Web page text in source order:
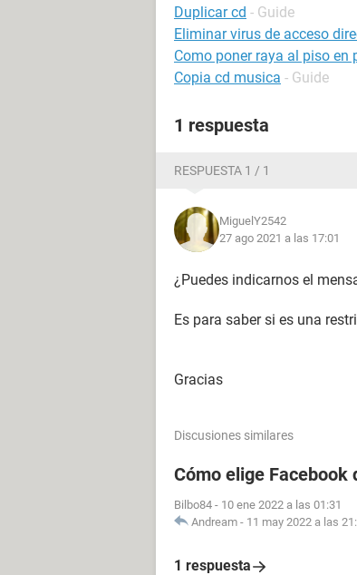
Duplicar cd - Guide
Eliminar virus de acceso
Como poner raya al piso en
Copia cd musica - Guide
1 respuesta
RESPUESTA 1 / 1
MiguelY2542
27 ago 2021 a las 17:01
¿Puedes indicarnos el
Es para saber si es una
Gracias
Discusiones similares
Cómo elige
Bilbo84 - 10 ene 2022 a las 01:31
Andream - 11 may 2022 a las
1 respuesta